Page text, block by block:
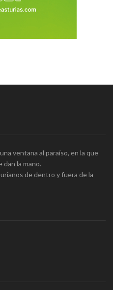
ventana al paraíso, en la que
la mano.
de dentro y fuera de la